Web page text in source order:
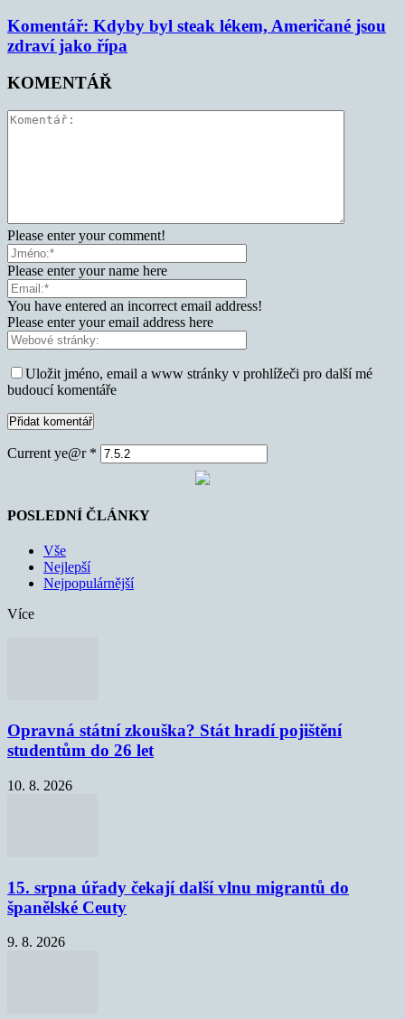
Komentář: Kdyby byl steak lékem, Američané jsou
zdraví jako řípa
KOMENTÁŘ
Please enter your comment!
Please enter your name here
You have entered an incorrect email address!
Please enter your email address here
Uložit jméno, email a www stránky v prohlížeči pro další mé
budoucí komentáře
Current ye@r *
POSLEDNÍ ČLÁNKY
Vše
Nejlepší
Nejpopulárnější
Více
Opravná státní zkouška? Stát hradí pojištění
studentům do 26 let
10. 8. 2026
15. srpna úřady čekají další vlnu migrantů do
španělské Ceuty
9. 8. 2026